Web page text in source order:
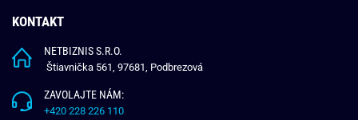
KONTAKT
NETBIZNIS S.R.O.
Štiavnička 561, 97681, Podbrezová
ZAVOLAJTE NÁM:
+420 228 226 110